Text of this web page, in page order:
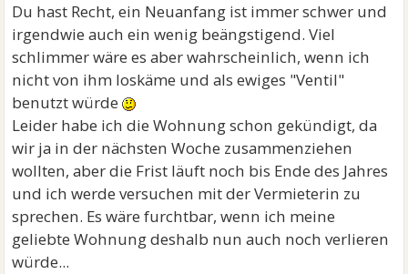
Du hast Recht, ein Neuanfang ist immer schwer und
irgendwie auch ein wenig beängstigend. Viel
schlimmer wäre es aber wahrscheinlich, wenn ich
nicht von ihm loskäme und als ewiges "Ventil"
benutzt würde
Leider habe ich die Wohnung schon gekündigt, da
wir ja in der nächsten Woche zusammenziehen
wollten, aber die Frist läuft noch bis Ende des Jahres
und ich werde versuchen mit der Vermieterin zu
sprechen. Es wäre furchtbar, wenn ich meine
geliebte Wohnung deshalb nun auch noch verlieren
würde...